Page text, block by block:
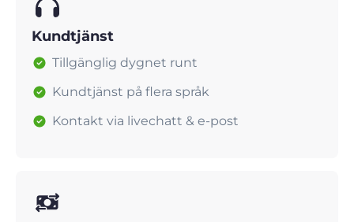
Kundtjänst
Tillgänglig dygnet runt
Kundtjänst på flera språk
Kontakt via livechatt & e-post